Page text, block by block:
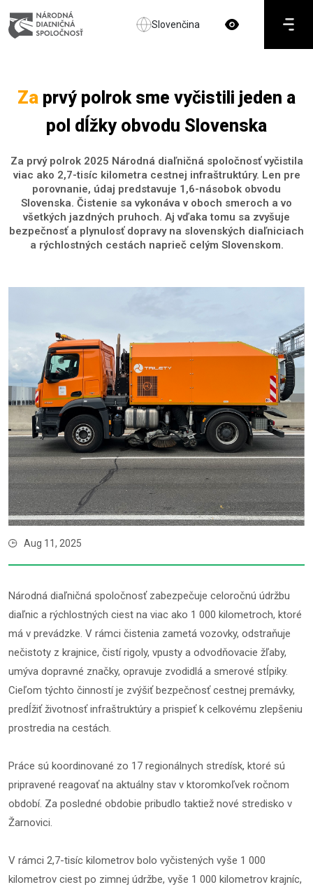
Slovenčina
Za prvý polrok sme vyčistili jeden a
pol dĺžky obvodu Slovenska
Za prvý polrok 2025 Národná diaľničná spoločnosť vyčistila
viac ako 2,7-tisíc kilometra cestnej infraštruktúry. Len pre
porovnanie, údaj predstavuje 1,6-násobok obvodu
Slovenska. Čistenie sa vykonáva v oboch smeroch a vo
všetkých jazdných pruhoch. Aj vďaka tomu sa zvyšuje
bezpečnosť a plynulosť dopravy na slovenských diaľniciach
a rýchlostných cestách naprieč celým Slovenskom.
Aug 11, 2025
Národná diaľničná spoločnosť zabezpečuje celoročnú údržbu
diaľnic a rýchlostných ciest na viac ako 1 000 kilometroch, ktoré
má v prevádzke. V rámci čistenia zametá vozovky, odstraňuje
nečistoty z krajnice, čistí rigoly, vpusty a odvodňovacie žľaby,
umýva dopravné značky, opravuje zvodidlá a smerové stĺpiky.
Cieľom týchto činností je zvýšiť bezpečnosť cestnej premávky,
predĺžiť životnosť infraštruktúry a prispieť k celkovému zlepšeniu
prostredia na cestách.
Práce sú koordinované zo 17 regionálnych stredísk, ktoré sú
pripravené reagovať na aktuálny stav v ktoromkoľvek ročnom
období. Za posledné obdobie pribudlo taktiež nové stredisko v
Žarnovici.
V rámci 2,7-tisíc kilometrov bolo vyčistených vyše 1 000
kilometrov ciest po zimnej údržbe, vyše 1 000 kilometrov krajníc,